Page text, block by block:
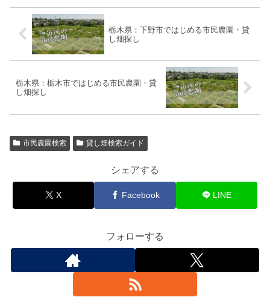
栃木県：下野市ではじめる市民農園・貸
し畑探し
栃木県：栃木市ではじめる市民農園・貸
し畑探し
市民農園検索 貸し畑検索ガイド
シェアする
X Facebook LINE
フォローする